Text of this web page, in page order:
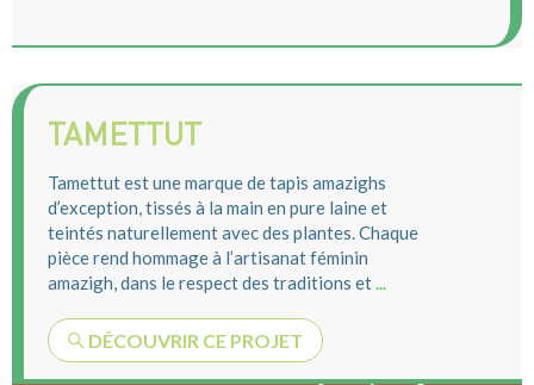
TAMETTUT
Tamettut est une marque de tapis amazighs
d’exception, tissés à la main en pure laine et
teintés naturellement avec des plantes. Chaque
pièce rend hommage à l’artisanat féminin
amazigh, dans le respect des traditions et...
DÉCOUVRIR CE PROJET